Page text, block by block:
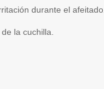
durante el afeitado.
la cuchilla.